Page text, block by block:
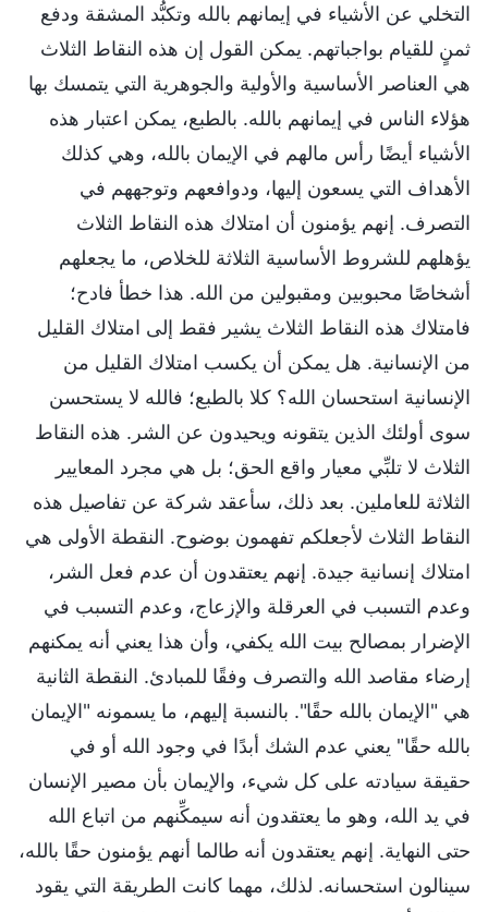
التخلي عن الأشياء في إيمانهم بالله وتكبُّد المشقة ودفع
ثمنٍ للقيام بواجباتهم. يمكن القول إن هذه النقاط الثلاث
هي العناصر الأساسية والأولية والجوهرية التي يتمسك بها
هؤلاء الناس في إيمانهم بالله. بالطبع، يمكن اعتبار هذه
الأشياء أيضًا رأس مالهم في الإيمان بالله، وهي كذلك
الأهداف التي يسعون إليها، ودوافعهم وتوجههم في
التصرف. إنهم يؤمنون أن امتلاك هذه النقاط الثلاث
يؤهلهم للشروط الأساسية الثلاثة للخلاص، ما يجعلهم
أشخاصًا محبوبين ومقبولين من الله. هذا خطأ فادح؛
فامتلاك هذه النقاط الثلاث يشير فقط إلى امتلاك القليل
من الإنسانية. هل يمكن أن يكسب امتلاك القليل من
الإنسانية استحسان الله؟ كلا بالطبع؛ فالله لا يستحسن
سوى أولئك الذين يتقونه ويحيدون عن الشر. هذه النقاط
الثلاث لا تلبِّي معيار واقع الحق؛ بل هي مجرد المعايير
الثلاثة للعاملين. بعد ذلك، سأعقد شركة عن تفاصيل هذه
النقاط الثلاث لأجعلكم تفهمون بوضوح. النقطة الأولى هي
امتلاك إنسانية جيدة. إنهم يعتقدون أن عدم فعل الشر،
وعدم التسبب في العرقلة والإزعاج، وعدم التسبب في
الإضرار بمصالح بيت الله يكفي، وأن هذا يعني أنه يمكنهم
إرضاء مقاصد الله والتصرف وفقًا للمبادئ. النقطة الثانية
هي "الإيمان بالله حقًا". بالنسبة إليهم، ما يسمونه "الإيمان
بالله حقًا" يعني عدم الشك أبدًا في وجود الله أو في
حقيقة سيادته على كل شيء، والإيمان بأن مصير الإنسان
في يد الله، وهو ما يعتقدون أنه سيمكِّنهم من اتباع الله
حتى النهاية. إنهم يعتقدون أنه طالما أنهم يؤمنون حقًا بالله،
سينالون استحسانه. لذلك، مهما كانت الطريقة التي يقود